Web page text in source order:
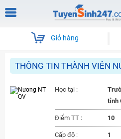
Giỏ hàng
THÔNG TIN THÀNH VIÊN
Học tại :
tỉnh
Điểm TT : 10
Cấp độ : 1